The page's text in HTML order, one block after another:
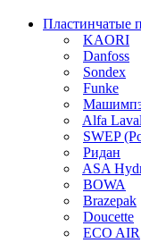
Пластинчатые
KAORI
Danfoss
Sondex
Funke
Alfa Laval
SWEP
Ридан
ASA
BOWA
Brazepak
Doucette
ECO AIR